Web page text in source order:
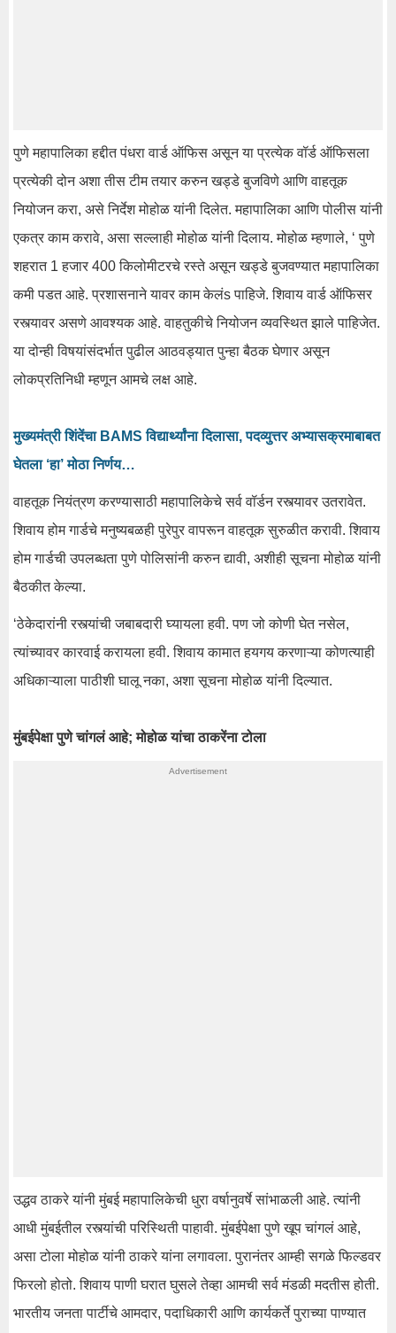
पुणे महापालिका हद्दीत पंधरा वार्ड ऑफिस असून या प्रत्येक वॉर्ड ऑफिसला
प्रत्येकी दोन अशा तीस टीम तयार करुन खड्डे बुजविणे आणि वाहतूक
नियोजन करा, असे निर्देश मोहोळ यांनी दिलेत. महापालिका आणि पोलीस यांनी
एकत्र काम करावे, असा सल्लाही मोहोळ यांनी दिलाय. मोहोळ म्हणाले, ‘ पुणे
शहरात 1 हजार 400 किलोमीटरचे रस्ते असून खड्डे बुजवण्यात महापालिका
कमी पडत आहे. प्रशासनाने यावर काम केलंs पाहिजे. शिवाय वार्ड ऑफिसर
रस्त्यावर असणे आवश्यक आहे. वाहतुकीचे नियोजन व्यवस्थित झाले पाहिजेत.
या दोन्ही विषयांसंदर्भात पुढील आठवड्यात पुन्हा बैठक घेणार असून
लोकप्रतिनिधी म्हणून आमचे लक्ष आहे.
मुख्यमंत्री शिंदेंचा BAMS विद्यार्थ्यांना दिलासा, पदव्युत्तर अभ्यासक्रमाबाबत
घेतला ‘हा’ मोठा निर्णय…
वाहतूक नियंत्रण करण्यासाठी महापालिकेचे सर्व वॉर्डन रस्त्यावर उतरावेत.
शिवाय होम गार्डचे मनुष्यबळही पुरेपुर वापरून वाहतूक सुरुळीत करावी. शिवाय
होम गार्डची उपलब्धता पुणे पोलिसांनी करुन द्यावी, अशीही सूचना मोहोळ यांनी
बैठकीत केल्या.
‘ठेकेदारांनी रस्त्यांची जबाबदारी घ्यायला हवी. पण जो कोणी घेत नसेल,
त्यांच्यावर कारवाई करायला हवी. शिवाय कामात हयगय करणाऱ्या कोणत्याही
अधिकाऱ्याला पाठीशी घालू नका, अशा सूचना मोहोळ यांनी दिल्यात.
मुंबईपेक्षा पुणे चांगलं आहे; मोहोळ यांचा ठाकरेंना टोला
उद्धव ठाकरे यांनी मुंबई महापालिकेची धुरा वर्षानुवर्षे सांभाळली आहे. त्यांनी
आधी मुंबईतील रस्त्यांची परिस्थिती पाहावी. मुंबईपेक्षा पुणे खूप चांगलं आहे,
असा टोला मोहोळ यांनी ठाकरे यांना लगावला. पुरानंतर आम्ही सगळे फिल्डवर
फिरलो होतो. शिवाय पाणी घरात घुसले तेव्हा आमची सर्व मंडळी मदतीस होती.
भारतीय जनता पार्टीचे आमदार, पदाधिकारी आणि कार्यकर्ते पुराच्या पाण्यात